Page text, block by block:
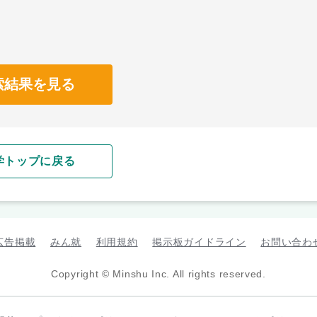
結果を見る
トップに戻る
告掲載 みん就 利用規約 掲示板ガイドライン お問い合わ
Copyright © Minshu Inc. All rights reserved.